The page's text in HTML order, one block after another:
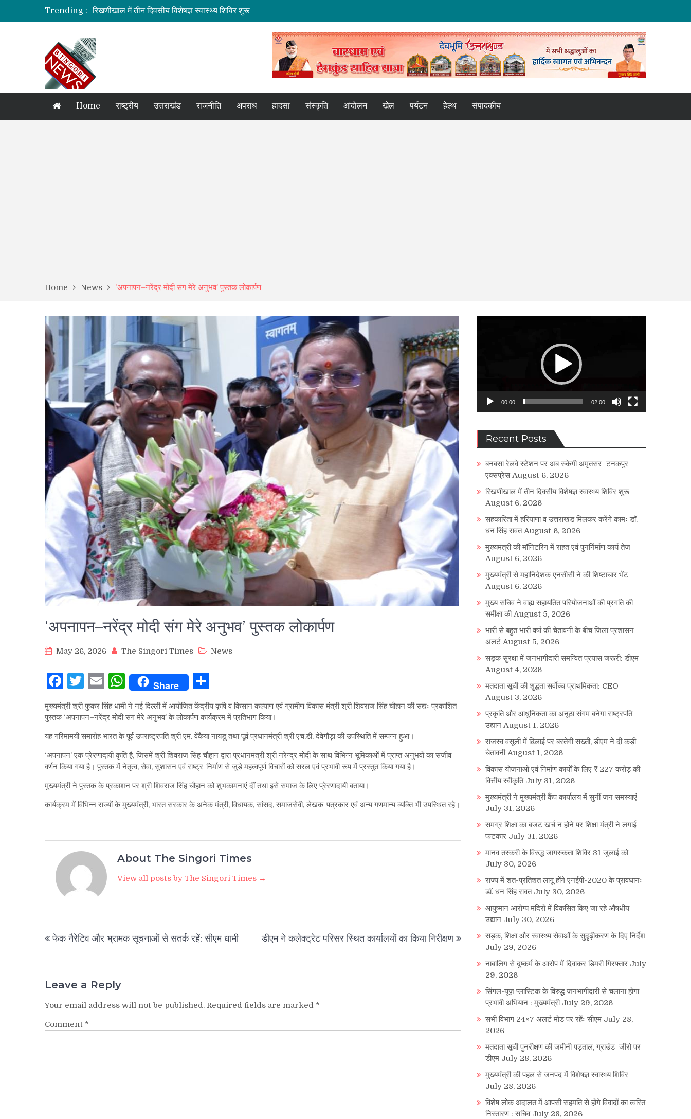
Trending :
रिखणीखाल में तीन दिवसीय विशेषज्ञ स्वास्थ्य शिविर शुरू
सहकारिता में हरियाणा व उत्तराखंड मिलकर करेंगे कामः डाॅ. धन सिंह रावत
मुख्यमंत्री से महानिदेशक एनसीसी ने की शिष्टाचार भेंट
बनबसा रेलवे स्टेशन पर अब रुकेगी अमृतसर–टनकपुर एक्सप्रेस
Home राष्ट्रीय उत्तराखंड राजनीति अपराध हादसा संस्कृति आंदोलन खेल पर्यटन हेल्थ संपादकीय
Home News ‘अपनापन–नरेंद्र मोदी संग मेरे अनुभव’ पुस्तक लोकार्पण
‘अपनापन–नरेंद्र मोदी संग मेरे अनुभव’ पुस्तक लोकार्पण
May 26, 2026 The Singori Times News
Facebook
Twitter
EmailWhatsApp
Share
मुख्यमंत्री श्री पुष्कर सिंह धामी ने नई दिल्ली में आयोजित केंद्रीय कृषि व किसान कल्याण एवं ग्रामीण विकास मंत्री श्री शिवराज सिंह चौहान की सद्यः प्रकाशित
पुस्तक ‘अपनापन–नरेंद्र मोदी संग मेरे अनुभव’ के लोकार्पण कार्यक्रम में प्रतिभाग किया।
यह गरिमामयी समारोह भारत के पूर्व उपराष्ट्रपति श्री एम. वेंकैया नायडू तथा पूर्व प्रधानमंत्री श्री एच.डी. देवेगौड़ा की उपस्थिति में सम्पन्न हुआ।
‘अपनापन’ एक प्रेरणादायी कृति है, जिसमें श्री शिवराज सिंह चौहान द्वारा प्रधानमंत्री श्री नरेन्द्र मोदी के साथ विभिन्न भूमिकाओं में प्राप्त अनुभवों का सजीव
वर्णन किया गया है। पुस्तक में नेतृत्व, सेवा, सुशासन एवं राष्ट्र-निर्माण से जुड़े महत्वपूर्ण विचारों को सरल एवं प्रभावी रूप में प्रस्तुत किया गया है।
मुख्यमंत्री ने पुस्तक के प्रकाशन पर श्री शिवराज सिंह चौहान को शुभकामनाएं दीं तथा इसे समाज के लिए प्रेरणादायी बताया।
कार्यक्रम में विभिन्न राज्यों के मुख्यमंत्री, भारत सरकार के अनेक मंत्री, विधायक, सांसद, समाजसेवी, लेखक-पत्रकार एवं अन्य गणमान्य व्यक्ति भी उपस्थित रहे।
About The Singori Times
View all posts by The Singori Times →
navigation
फेक नैरेटिव और भ्रामक सूचनाओं से सतर्क रहें: सीएम धामी डीएम ने कलेक्ट्रेट परिसर स्थित कार्यालयों का किया निरीक्षण
Leave a Reply
Your email address will not be published. Required fields are marked *
Comment *
00:00 02:00
Recent Posts
बनबसा रेलवे स्टेशन पर अब रुकेगी अमृतसर–टनकपुर
एक्सप्रेस August 6, 2026
रिखणीखाल में तीन दिवसीय विशेषज्ञ स्वास्थ्य शिविर शुरू
August 6, 2026
सहकारिता में हरियाणा व उत्तराखंड मिलकर करेंगे कामः डाॅ.
धन सिंह रावत August 6, 2026
मुख्यमंत्री की मॉनिटरिंग में राहत एवं पुनर्निर्माण कार्य तेज
August 6, 2026
मुख्यमंत्री से महानिदेशक एनसीसी ने की शिष्टाचार भेंट
August 6, 2026
मुख्य सचिव ने वाह्य सहायतित परियोजनाओं की प्रगति की
समीक्षा की August 5, 2026
भारी से बहुत भारी वर्षा की चेतावनी के बीच जिला प्रशासन
अलर्ट August 5, 2026
सड़क सुरक्षा में जनभागीदारी समन्वित प्रयास जरूरी: डीएम
August 4, 2026
मतदाता सूची की शुद्धता सर्वाेच्च प्राथमिकता: CEO
August 3, 2026
प्रकृति और आधुनिकता का अनूठा संगम बनेगा राष्ट्रपति
उद्यान August 1, 2026
राजस्व वसूली में ढिलाई पर बरतेगी सख्ती, डीएम ने दी कड़ी
चेतावनी August 1, 2026
विकास योजनाओं एवं निर्माण कार्यों के लिए ₹ 227 करोड़ की
वित्तीय स्वीकृति July 31, 2026
मुख्यमंत्री ने मुख्यमंत्री कैंप कार्यालय में सुनीं जन समस्याएं
July 31, 2026
समग्र शिक्षा का बजट खर्च न होने पर शिक्षा मंत्री ने लगाई
फटकार July 31, 2026
मानव तस्करी के विरुद्ध जागरुकता शिविर 31 जुलाई को
July 30, 2026
राज्य में शत-प्रतिशत लागू होंगे एनईपी-2020 के प्रावधानः
डाॅ. धन सिंह रावत July 30, 2026
आयुष्मान आरोग्य मंदिरों में विकसित किए जा रहे औषधीय
उद्यान July 30, 2026
सड़क, शिक्षा और स्वास्थ्य सेवाओं के सुदृढ़ीकरण के दिए निर्देश
July 29, 2026
नाबालिग से दुष्कर्म के आरोप में दिवाकर डिमरी गिरफ्तार July
29, 2026
सिंगल-यूज़ प्लास्टिक के विरुद्ध जनभागीदारी से चलाना होगा
प्रभावी अभियान : मुख्यमंत्री July 29, 2026
सभी विभाग 24×7 अलर्ट मोड पर रहेंः सीएम July 28,
2026
मतदाता सूची पुनरीक्षण की जमीनी पड़ताल, ग्राउंड जीरो पर
डीएम July 28, 2026
मुख्यमंत्री की पहल से जनपद में विशेषज्ञ स्वास्थ्य शिविर
July 28, 2026
विशेष लोक अदालत में आपसी सहमति से होंगे विवादों का त्वरित
निस्तारण : सचिव July 28, 2026